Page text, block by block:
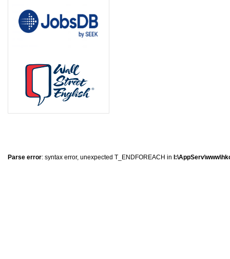
Parse error: syntax error, unexpected T_ENDFOREACH in